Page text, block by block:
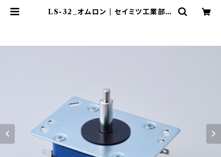
LS-32_オムロン | セイミツ工業部品